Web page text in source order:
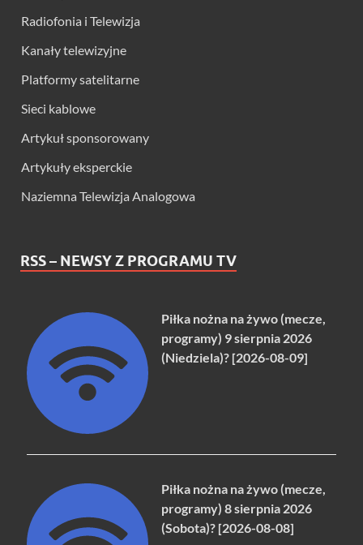
Radiofonia i Telewizja
Kanały telewizyjne
Platformy satelitarne
Sieci kablowe
Artykuł sponsorowany
Artykuły eksperckie
Naziemna Telewizja Analogowa
RSS – NEWSY Z PROGRAMU TV
Piłka nożna na żywo (mecze,
programy) 9 sierpnia 2026
(Niedziela)? [2026-08-09]
Piłka nożna na żywo (mecze,
programy) 8 sierpnia 2026
(Sobota)? [2026-08-08]